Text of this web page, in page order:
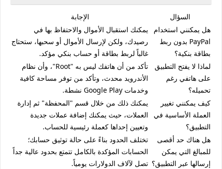
السؤال
الإجابة
هل يمكنني استخدام
PayPal بدون ربط
بطاقة بنكية؟
يمكنك استقبال الأموال والاحتفاظ بها في
رصيدك، ولكن لإرسال الأموال أو سحبها، ستحتاج
غالباً لربط بطاقة أو حساب بنكي مؤكد.
لماذا لا يفتح التطبيق
على هاتفي رغم
تحميله؟
تأكد من أن هاتفك ليس به "Root"، وأن نظام
الأندرويد محدث، وتأكد من توفر مساحة كافية
وخدمات Google Play نشطة.
كيف يمكنني تغيير
العملة الأساسية في
التطبيق؟
يمكنك ذلك من خلال قسم "المحفظة" ثم إدارة
العملات، حيث يمكنك إضافة عملات جديدة
وتعيين إحداها كعملة رئيسية للحساب.
هل هناك حد أقصى
للمبالغ التي يمكن
إرسالها عبر التطبيق؟
تختلف الحدود بناءً على حالة توثيق حسابك؛
الحسابات المؤكدة بالكامل تتمتع بحدود عالية جداً
تصل لآلاف الدولارات يومياً.